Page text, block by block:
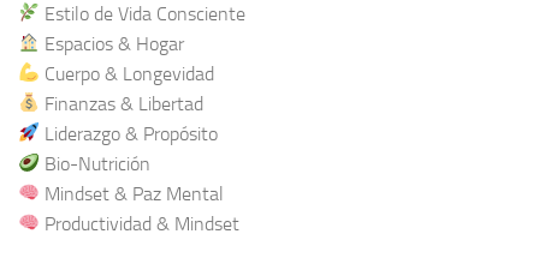
Estilo de Vida Consciente
Espacios & Hogar
Cuerpo & Longevidad
Finanzas & Libertad
Liderazgo & Propósito
Bio-Nutrición
Mindset & Paz Mental
Productividad & Mindset